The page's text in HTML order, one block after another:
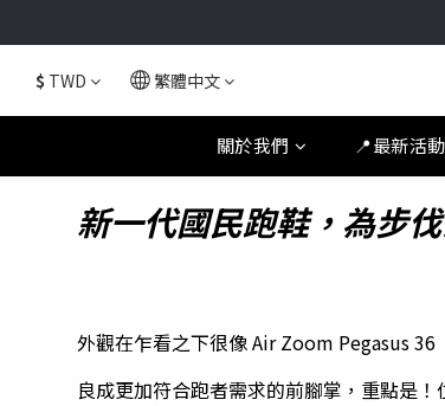
$ TWD 繁體中文
關於我們 📍最新活動
新一代國民跑鞋， 為步
外觀在乍看之下很像 Air Zoom Pegasus
良成更加符合跑者需求的前腳掌，重點是